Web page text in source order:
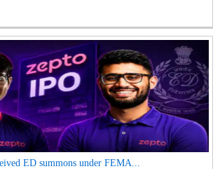
ED summons under FEMA...